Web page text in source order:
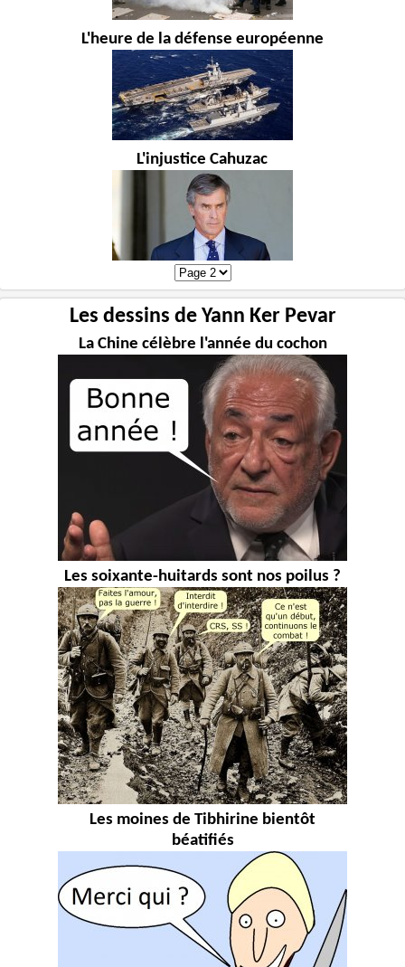
L'heure de la défense européenne
L'injustice Cahuzac
Les dessins de Yann Ker Pevar
La Chine célèbre l'année du cochon
Les soixante-huitards sont nos poilus ?
Les moines de Tibhirine bientôt
béatifiés